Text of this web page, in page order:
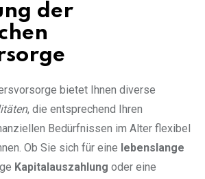
der
bietet Ihnen diverse
, die entsprechend Ihren
Bedürfnissen im Alter flexibel
Ob Sie sich für eine lebenslange
Kapitalauszahlung oder eine